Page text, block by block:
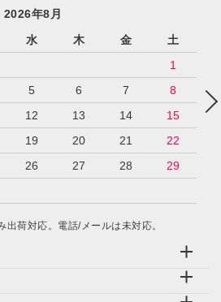
2026年8月
水 木 金
土
1
5 6 7
8
12 13 14
15
19 20 21
22
26 27 28
29
荷対応。電話/メールは未対応。